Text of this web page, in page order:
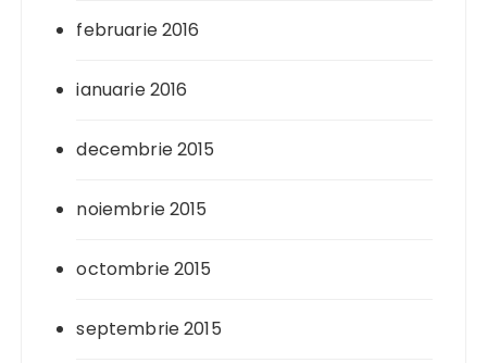
februarie 2016
ianuarie 2016
decembrie 2015
noiembrie 2015
octombrie 2015
septembrie 2015